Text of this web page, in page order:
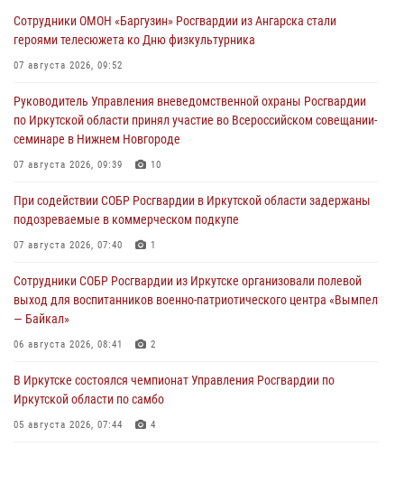
Сотрудники ОМОН «Баргузин» Росгвардии из Ангарска стали
героями телесюжета ко Дню физкультурника
07 августа 2026, 09:52
Руководитель Управления вневедомственной охраны Росгвардии
по Иркутской области принял участие во Всероссийском совещании-
семинаре в Нижнем Новгороде
07 августа 2026, 09:39 10
При содействии СОБР Росгвардии в Иркутской области задержаны
подозреваемые в коммерческом подкупе
07 августа 2026, 07:40 1
Сотрудники СОБР Росгвардии из Иркутске организовали полевой
выход для воспитанников военно-патриотического центра «Вымпел
— Байкал»
06 августа 2026, 08:41 2
В Иркутске состоялся чемпионат Управления Росгвардии по
Иркутской области по самбо
05 августа 2026, 07:44 4